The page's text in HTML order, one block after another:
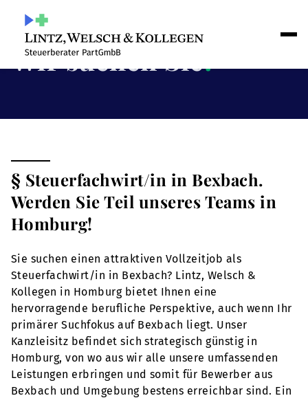
Wir suchen Sie!
§ Steuerfachwirt/in in Bexbach.
Werden Sie Teil unseres Teams in
Homburg!
Sie suchen einen attraktiven Vollzeitjob als
Steuerfachwirt/in in Bexbach? Lintz, Welsch &
Kollegen in Homburg bietet Ihnen eine
hervorragende berufliche Perspektive, auch wenn Ihr
primärer Suchfokus auf Bexbach liegt. Unser
Kanzleisitz befindet sich strategisch günstig in
Homburg, von wo aus wir alle unsere umfassenden
Leistungen erbringen und somit für Bewerber aus
Bexbach und Umgebung bestens erreichbar sind. Ein